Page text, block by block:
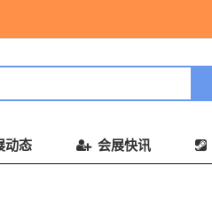
动态 会展快讯